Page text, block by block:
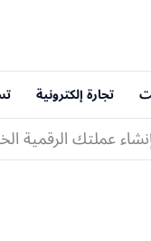
تجارة إلكترونية
عملتك الرقمية